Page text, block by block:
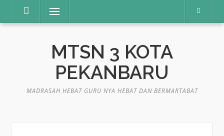
Lompat
konten
Menu
MTSN 3 KOTA
PEKANBARU
MADRASAH HEBAT GURU NYA HEBAT DAN BERMARTABAT